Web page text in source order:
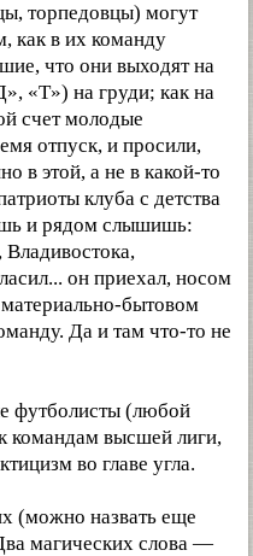
торпедовцы) могут
как в их команду
что они выходят на
«Т») на груди; как на
счет молодые
отпуск, и просили,
в этой, а не в какой-то
клуба с детства
и рядом слышишь:
Владивостока,
он приехал, носом
бытовом
Да и там что-то не
футболисты (любой
командам высшей лиги,
во главе угла.
(можно назвать еще
магических слова —